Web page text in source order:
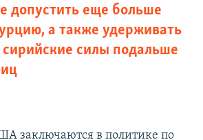
допустить еще больше
а также удерживать
сирийские силы подальше
заключаются в политике по